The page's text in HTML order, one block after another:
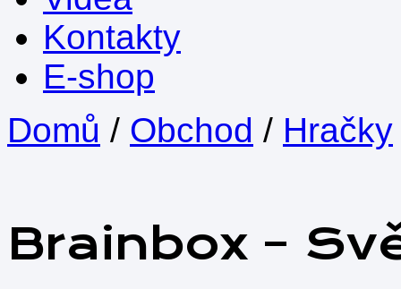
Kontakty
E-shop
Domů / Obchod / Hračky
Brainbox –